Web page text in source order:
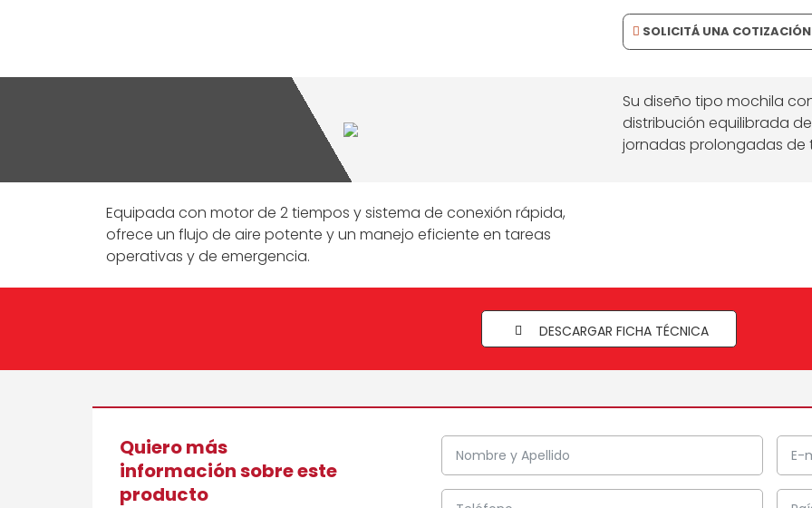
SOLICITÁ UNA COTIZACIÓN
Su diseño tipo mochila
distribución equilibrada
jornadas prolongadas de
Equipada con motor de 2 tiempos y sistema de conexión rápida,
ofrece un flujo de aire potente y un manejo eficiente en tareas
operativas y de emergencia.
DESCARGAR FICHA TÉCNICA
Quiero más
información sobre este
producto